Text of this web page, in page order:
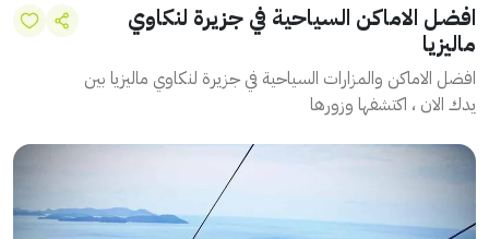
افضل الاماكن السياحية في جزيرة لنكاوي
ماليزيا
افضل الاماكن والمزارات السياحية في جزيرة لنكاوي ماليزيا بين
يدك الان ، اكتشفها وزورها